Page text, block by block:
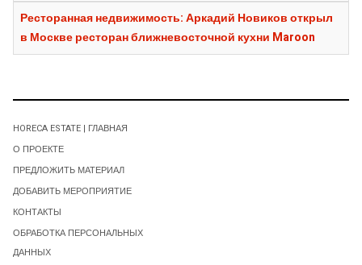
Ресторанная недвижимость: Аркадий Новиков открыл
в Москве ресторан ближневосточной кухни Maroon
HORECA ESTATE | ГЛАВНАЯ
О ПРОЕКТЕ
ПРЕДЛОЖИТЬ МАТЕРИАЛ
ДОБАВИТЬ МЕРОПРИЯТИЕ
КОНТАКТЫ
ОБРАБОТКА ПЕРСОНАЛЬНЫХ
ДАННЫХ